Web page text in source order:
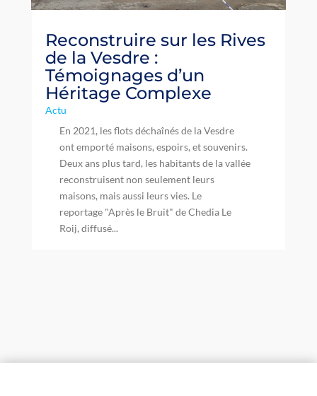
Reconstruire sur les Rives
de la Vesdre :
Témoignages d’un
Héritage Complexe
Actu
En 2021, les flots déchaînés de la Vesdre
ont emporté maisons, espoirs, et souvenirs.
Deux ans plus tard, les habitants de la vallée
reconstruisent non seulement leurs
maisons, mais aussi leurs vies. Le
reportage "Après le Bruit" de Chedia Le
Roij, diffusé...